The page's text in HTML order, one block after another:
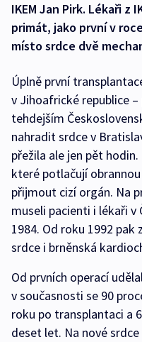
IKEM Jan Pirk. Lékaři z
primát, jako první v
místo srdce dvě
Úplně první
v Jihoafrické republice
tehdejším
nahradit srdce v
přežila ale jen pět
které potlačují
přijmout cizí orgán. Na
museli pacienti i lékaři
1984. Od roku 1992
srdce i brněnská
Od prvních operací
v současnosti se 90
roku po transplantaci a
deset let. Na nové